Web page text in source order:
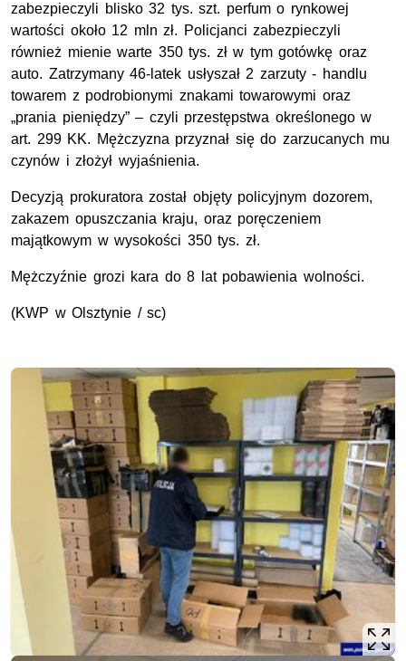
zabezpieczyli blisko 32 tys. szt. perfum o rynkowej
wartości około 12 mln zł. Policjanci zabezpieczyli
również mienie warte 350 tys. zł w tym gotówkę oraz
auto. Zatrzymany 46-latek usłyszał 2 zarzuty - handlu
towarem z podrobionymi znakami towarowymi oraz
„prania pieniędzy” – czyli przestępstwa określonego w
art. 299 KK. Mężczyzna przyznał się do zarzucanych mu
czynów i złożył wyjaśnienia.
Decyzją prokuratora został objęty policyjnym dozorem,
zakazem opuszczania kraju, oraz poręczeniem
majątkowym w wysokości 350 tys. zł.
Mężczyźnie grozi kara do 8 lat pobawienia wolności.
(KWP w Olsztynie / sc)